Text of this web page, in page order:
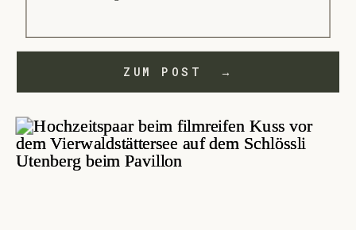
ZUM POST →